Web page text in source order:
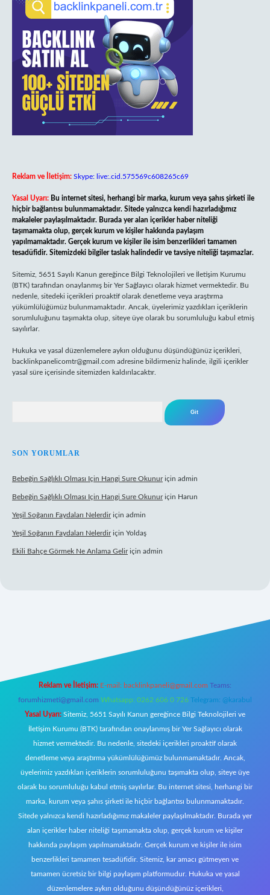
Reklam ve İletişim: Skype: live:.cid.575569c608265c69
Yasal Uyarı: Bu internet sitesi, herhangi bir marka, kurum veya şahıs şirketi ile
hiçbir bağlantısı bulunmamaktadır. Sitede yalnızca kendi hazırladığımız
makaleler paylaşılmaktadır. Burada yer alan içerikler haber niteliği
taşımamakta olup, gerçek kurum ve kişiler hakkında paylaşım
yapılmamaktadır. Gerçek kurum ve kişiler ile isim benzerlikleri tamamen
tesadüfidir. Sitemizdeki bilgiler taslak halindedir ve tavsiye niteliği taşımazlar.
Sitemiz, 5651 Sayılı Kanun gereğince Bilgi Teknolojileri ve İletişim Kurumu
(BTK) tarafından onaylanmış bir Yer Sağlayıcı olarak hizmet vermektedir. Bu
nedenle, sitedeki içerikleri proaktif olarak denetleme veya araştırma
yükümlülüğümüz bulunmamaktadır. Ancak, üyelerimiz yazdıkları içeriklerin
sorumluluğunu taşımakta olup, siteye üye olarak bu sorumluluğu kabul etmiş
sayılırlar.
Hukuka ve yasal düzenlemelere aykırı olduğunu düşündüğünüz içerikleri,
backlinkpanelicomtr@gmail.com adresine bildirmeniz halinde, ilgili içerikler
yasal süre içerisinde sitemizden kaldırılacaktır.
SON YORUMLAR
Bebeğin Sağlıklı Olması Için Hangi Sure Okunuriçin admin
Bebeğin Sağlıklı Olması Için Hangi Sure Okunuriçin Harun
Yeşil Soğanın Faydaları Nelerdiriçin admin
Yeşil Soğanın Faydaları Nelerdiriçin Yoldaş
Ekili Bahçe Görmek Ne Anlama Geliriçin admin
Reklam ve İletişim: E-mail: backlinkpaneli@gmail.com Teams:
forumhizmeti@gmail.com Whatsapp: 0262 606 0 726 Telegram: @karabul
Yasal Uyarı: Sitemiz, 5651 Sayılı Kanun gereğince Bilgi Teknolojileri ve
İletişim Kurumu (BTK) tarafından onaylanmış bir Yer Sağlayıcı olarak
hizmet vermektedir. Bu nedenle, sitedeki içerikleri proaktif olarak
denetleme veya araştırma yükümlülüğümüz bulunmamaktadır. Ancak,
üyelerimiz yazdıkları içeriklerin sorumluluğunu taşımakta olup, siteye üye
olarak bu sorumluluğu kabul etmiş sayılırlar. Bu internet sitesi, herhangi bir
marka, kurum veya şahıs şirketi ile hiçbir bağlantısı bulunmamaktadır.
Sitede yalnızca kendi hazırladığımız makaleler paylaşılmaktadır. Burada yer
alan içerikler haber niteliği taşımamakta olup, gerçek kurum ve kişiler
hakkında paylaşım yapılmamaktadır. Gerçek kurum ve kişiler ile isim
benzerlikleri tamamen tesadüfidir. Sitemiz, kar amacı gütmeyen ve
tamamen ücretsiz bir bilgi paylaşım platformudur. Hukuka ve yasal
düzenlemelere aykırı olduğunu düşündüğünüz içerikleri,